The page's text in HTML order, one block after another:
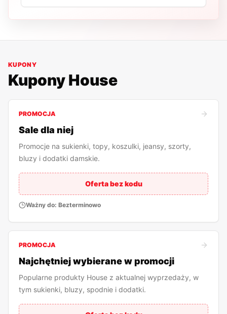
KUPONY
KuponyHouse
PROMOCJA
Sale dla niej
Promocje na sukienki, topy, koszulki, jeansy, szorty,
bluzy i dodatki damskie.
Oferta bez kodu
Ważny do: Bezterminowo
PROMOCJA
Najchętniej wybierane w promocji
Popularne produkty House z aktualnej wyprzedaży, w
tym sukienki, bluzy, spodnie i dodatki.